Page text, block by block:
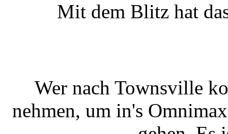
Mit dem Blitz hat
Wer nach Townsville
nehmen, um in's